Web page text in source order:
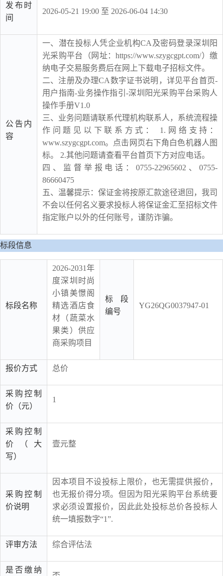
发布时
间
2026-05-21 19:00 至 2026-06-04 14:30
公告内
容
一、潜在投标人凭企业机构CA及密码登录深圳阳
光采购平台（网址：https://www.szygcgpt.com/）缴
纳电子交易服务费后在网上下载电子招标文件。
二、注册及办理CA数字证书说明，详见平台首页-
用户指南-业务操作指引-深圳阳光采购平台采购人
操作手册V1.0
三、业务问题请联系代理机构联系人，系统流程操
作问题见以下联系方式： 1.网络支持：
www.szygcgpt.com。点击网页右下角白色机器人图
标。 2.其他问题请查看平台首页下方对应电话。
四、监督举报电话：0755-22965602、0755-
86660475
五、温馨提示：保证金将按原汇款途径退回，我司
不会以任何名义要求投标人将保证金汇至招标文件
指定账户以外的任何账号，谨防诈骗。
标段信息
标段名称
2026-2031年
度深圳时尚
小镇美憬阁
精选酒店食
材（蔬菜水
果类）供应
商采购项目
标段
编号
YG26QG0037947-01
报价方式 总价
采购控制
价（元）
1
采购控制
价（大
写）
壹元整
采购控制
价说明
因本项目不设投标上限价，也无需提供报价，
也无报价得分项。但因为阳光采购平台系统要
求必须设置报价，因此此处投标总价各投标人
统一填报数字“1”.
评审方法 综合评估法
是否缴纳